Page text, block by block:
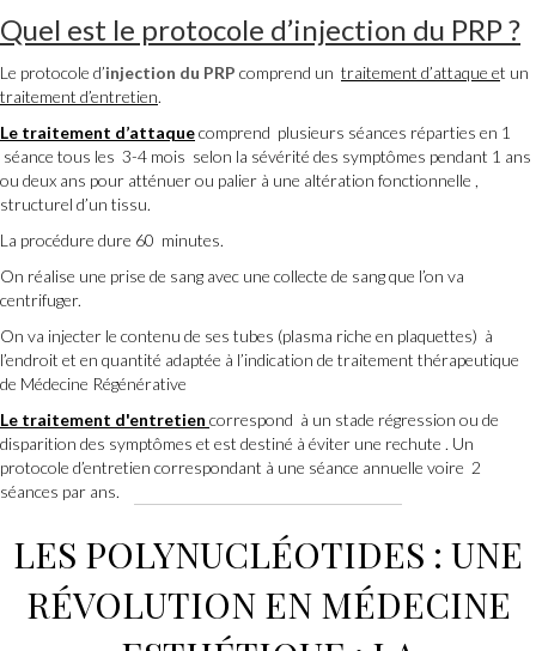
Quel est le protocole d’injection du PRP?
Le protocole d’injection du PRP comprend un traitement d’attaque et un
traitement d’entretien.
Le traitement d’attaquecomprend plusieurs séances réparties en 1
séance tous les 3-4 mois selon la sévérité des symptômes pendant 1 ans
ou deux ans pour atténuer ou palier à une altération fonctionnelle ,
structurel d’un tissu.
La procédure dure 60 minutes.
On réalise une prise de sang avec une collecte de sang que l’on va
centrifuger.
On va injecter le contenu de ses tubes (plasma riche en plaquettes) à
l’endroit et en quantité adaptée à l’indication de traitement thérapeutique
de Médecine Régénérative
Le traitement d'entretien correspond à un stade régression ou de
disparition des symptômes et est destiné à éviter une rechute . Un
protocole d’entretien correspondant à une séance annuelle voire 2
séances par ans.
LES POLYNUCLÉOTIDES : UNE
RÉVOLUTION EN MÉDECINE